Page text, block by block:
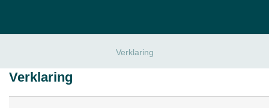
Verklaring
Verklaring